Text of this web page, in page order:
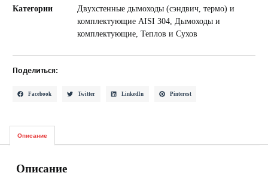
Категории
Двухстенные дымоходы (сэндвич, термо) и
комплектующие AISI 304 Дымоходы и
комплектующие ,Теплов и Сухов
Поделиться:
Facebook Twitter LinkedIn Pinterest
Описание
Описание